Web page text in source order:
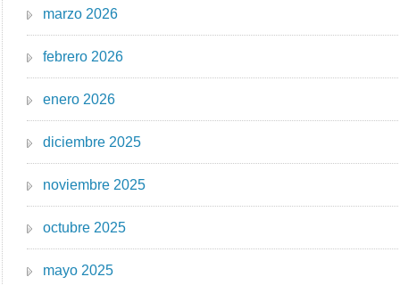
marzo 2026
febrero 2026
enero 2026
diciembre 2025
noviembre 2025
octubre 2025
mayo 2025